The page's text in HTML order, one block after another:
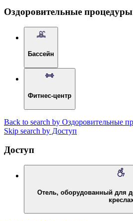
Оздоровительные процедуры
Бассейн
Фитнес-центр
Back to search by Оздоровительные
Skip search by Доступ
Доступ
Отель, оборудованный для